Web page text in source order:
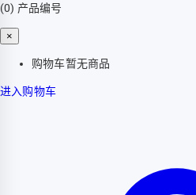
(0) 产品编号
×
购物车暂无商品
进入购物车